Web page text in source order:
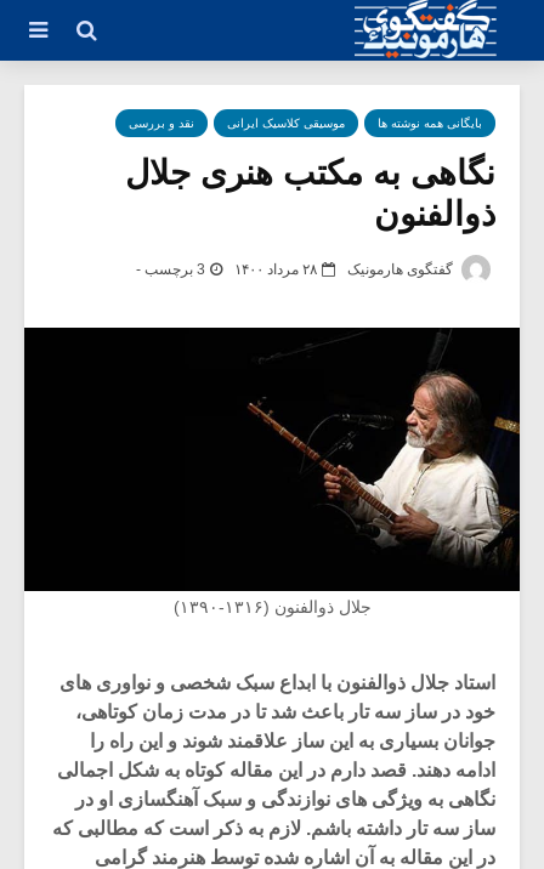
بایگانی همه نوشته ها موسیقی کلاسیک ایرانی نقد و بررسی
نگاهی به مکتب هنری جلال
ذوالفنون
گفتگوی هارمونیک ۲۸ مرداد ۱۴۰۰ 3 برچسب -
جلال ذوالفنون (۱۳۱۶-۱۳۹۰)
استاد جلال ذوالفنون با ابداع سبک شخصی و نواوری های
خود در ساز سه تار باعث شد تا در مدت زمان کوتاهی،
جوانان بسیاری به این ساز علاقمند شوند و این راه را
ادامه دهند. قصد دارم در این مقاله کوتاه به شکل اجمالی
نگاهی به ویژگی های نوازندگی و سبک آهنگسازی او در
ساز سه تار داشته باشم. لازم به ذکر است که مطالبی که
در این مقاله به آن اشاره شده توسط هنرمند گرامی